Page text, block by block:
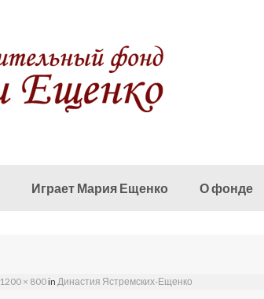
Играет Мария Ещенко О фонде
1200 × 800in Династия Ястремских-Ещенко